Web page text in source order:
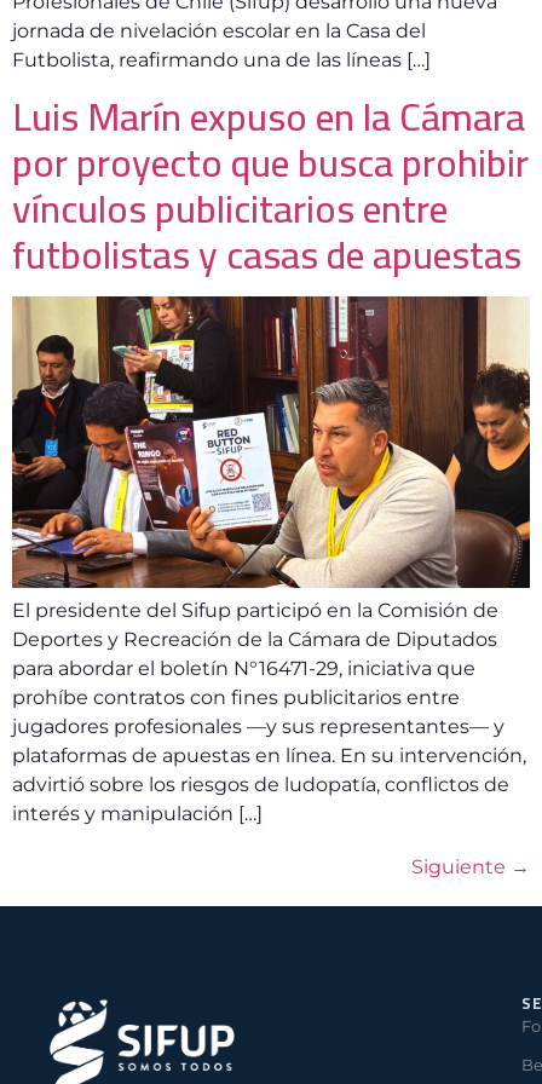
jornada de nivelación escolar en la Casa del
Futbolista, reafirmando una de las líneas […]
Luis Marín expuso en la Cámara
por proyecto que busca prohibir
vínculos publicitarios entre
futbolistas y casas de apuestas
El presidente del Sifup participó en la Comisión de
Deportes y Recreación de la Cámara de Diputados
para abordar el boletín N°16471-29, iniciativa que
prohíbe contratos con fines publicitarios entre
jugadores profesionales —y sus representantes— y
plataformas de apuestas en línea. En su intervención,
advirtió sobre los riesgos de ludopatía, conflictos de
interés y manipulación […]
Siguiente →